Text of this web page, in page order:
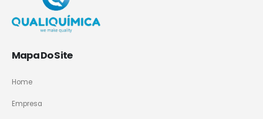
Mapa Do Site
Home
Empresa